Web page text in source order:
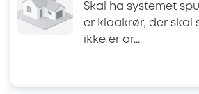
Skal ha systemet
er kloakrør, der skal
ikke er or...